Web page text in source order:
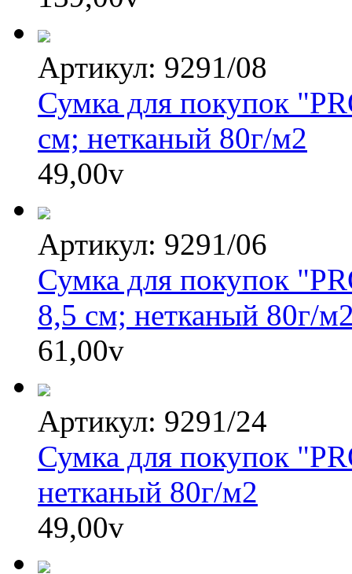
Артикул: 9291/08
Сумка для покупок
см; нетканый 80г/м2
49,00v
Артикул: 9291/06
Сумка для покупок
8,5 см; нетканый 80г/
61,00v
Артикул: 9291/24
Сумка для покупок
нетканый 80г/м2
49,00v